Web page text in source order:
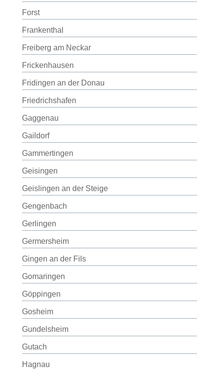
Forst
Frankenthal
Freiberg am Neckar
Frickenhausen
Fridingen an der Donau
Friedrichshafen
Gaggenau
Gaildorf
Gammertingen
Geisingen
Geislingen an der Steige
Gengenbach
Gerlingen
Germersheim
Gingen an der Fils
Gomaringen
Göppingen
Gosheim
Gundelsheim
Gutach
Hagnau